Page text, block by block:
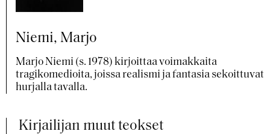
Niemi, Marjo
Marjo Niemi (s. 1978) kirjoittaa voimakkaita
tragikomedioita, joissa realismi ja fantasia sekoittuvat
hurjalla tavalla.
Kirjailijan muut teokset